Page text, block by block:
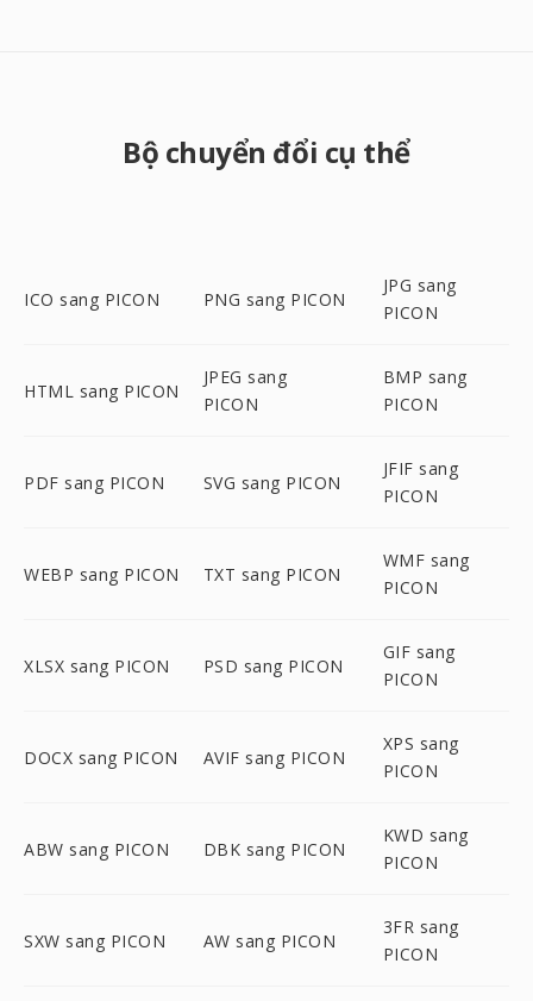
Bộ chuyển đổi cụ thể
ICO sang PICON PNG sang PICON
JPG sang
PICON
HTML sang PICON
JPEG sang
PICON
BMP sang
PICON
PDF sang PICON SVG sang PICON
JFIF sang
PICON
WEBP sang PICON TXT sang PICON
WMF sang
PICON
XLSX sang PICON PSD sang PICON
GIF sang
PICON
DOCX sang PICON AVIF sang PICON
XPS sang
PICON
ABW sang PICON DBK sang PICON
KWD sang
PICON
SXW sang PICON AW sang PICON
3FR sang
PICON